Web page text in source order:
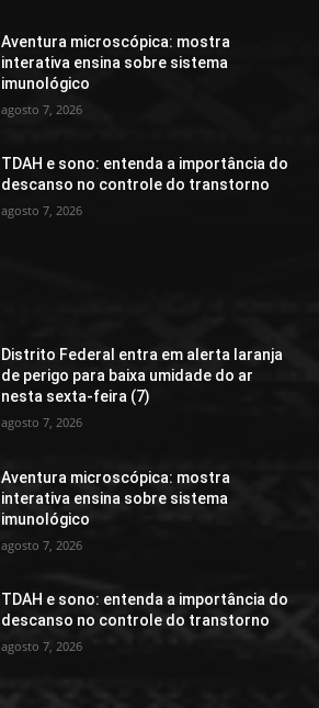
Aventura microscópica: mostra
interativa ensina sobre sistema
imunológico
agosto 7, 2026
TDAH e sono: entenda a importância do
descanso no controle do transtorno
agosto 7, 2026
Distrito Federal entra em alerta laranja
de perigo para baixa umidade do ar
nesta sexta-feira (7)
agosto 7, 2026
Aventura microscópica: mostra
interativa ensina sobre sistema
imunológico
agosto 7, 2026
TDAH e sono: entenda a importância do
descanso no controle do transtorno
agosto 7, 2026